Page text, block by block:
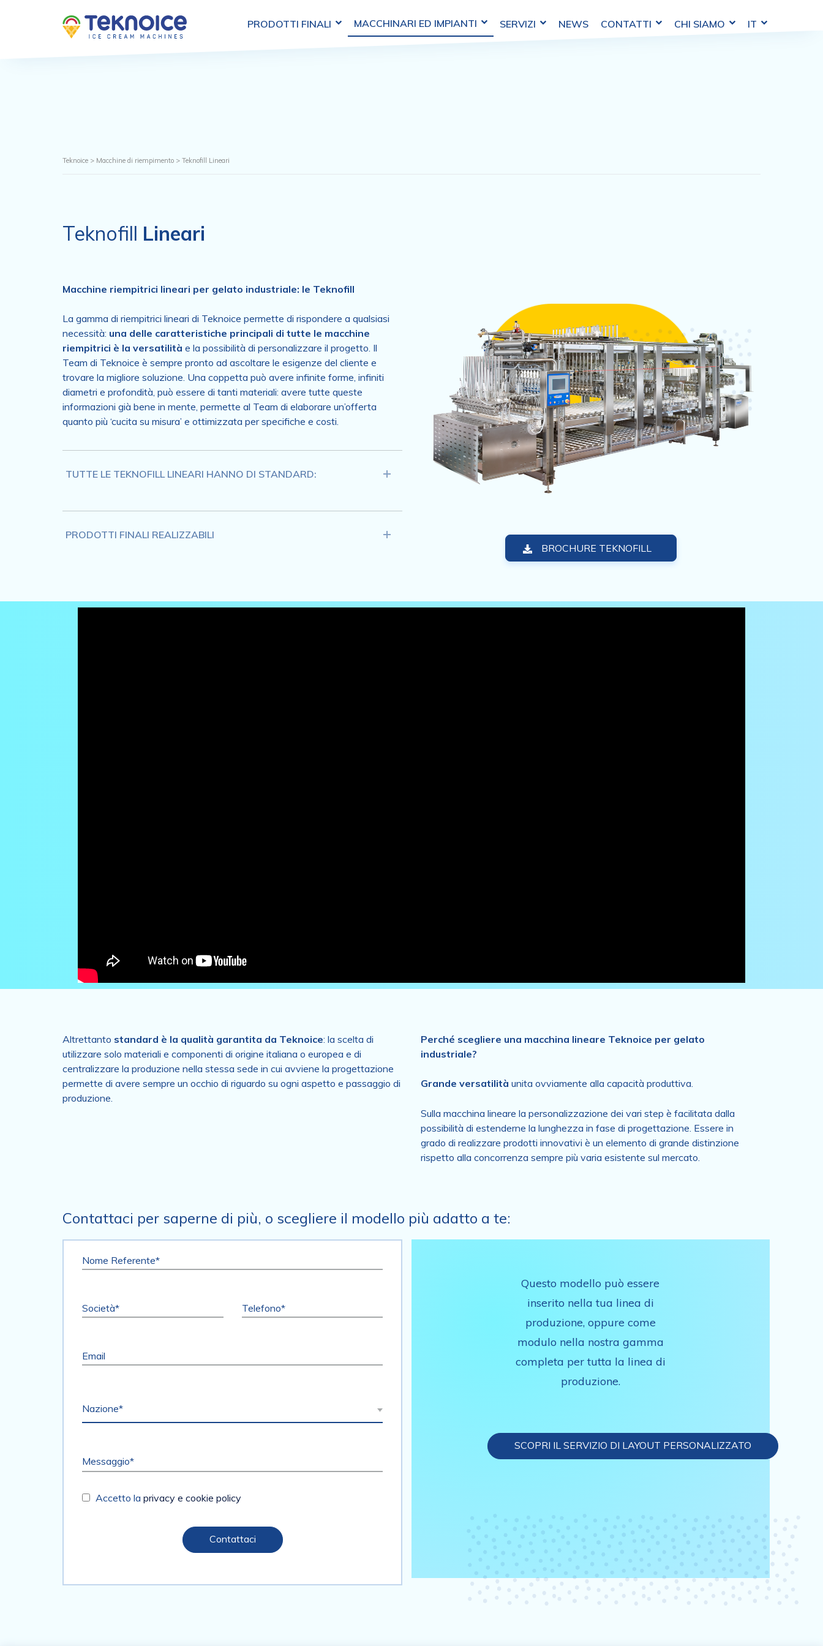
PRODOTTI FINALI MACCHINARI ED IMPIANTI SERVIZI NEWS CONTATTI CHI SIAMO IT
Teknoice > Macchine di riempimento > Teknofill Lineari
Teknofill Lineari
Macchine riempitrici lineari per gelato industriale: le Teknofill
La gamma di riempitrici lineari di Teknoice permette di rispondere a qualsiasi
necessità: una delle caratteristiche principali di tutte le macchine
riempitrici è la versatilità e la possibilità di personalizzare il progetto. Il
Team di Teknoice è sempre pronto ad ascoltare le esigenze del cliente e
trovare la migliore soluzione. Una coppetta può avere infinite forme, infiniti
diametri e profondità, può essere di tanti materiali: avere tutte queste
informazioni già bene in mente, permette al Team di elaborare un’offerta
quanto più ‘cucita su misura’ e ottimizzata per specifiche e costi.
TUTTE LE TEKNOFILL LINEARI HANNO DI STANDARD:
PRODOTTI FINALI REALIZZABILI
BROCHURE TEKNOFILL
Altrettanto standard è la qualità garantita da Teknoice: la scelta di
utilizzare solo materiali e componenti di origine italiana o europea e di
centralizzare la produzione nella stessa sede in cui avviene la progettazione
permette di avere sempre un occhio di riguardo su ogni aspetto e passaggio di
produzione.
Perché scegliere una macchina lineare Teknoice per gelato
industriale?
Grande versatilità unita ovviamente alla capacità produttiva.
Sulla macchina lineare la personalizzazione dei vari step è facilitata dalla
possibilità di estenderne la lunghezza in fase di progettazione. Essere in
grado di realizzare prodotti innovativi è un elemento di grande distinzione
rispetto alla concorrenza sempre più varia esistente sul mercato.
Contattaci per saperne di più, o scegliere il modello più adatto a te:
Nome Referente*
Società* Telefono*
Email
Nazione*
Messaggio*
Accetto la privacy e cookie policy
Contattaci
Questo modello può essere
inserito nella tua linea di
produzione, oppure come
modulo nella nostra gamma
completa per tutta la linea di
produzione.
SCOPRI IL SERVIZIO DI LAYOUT PERSONALIZZATO